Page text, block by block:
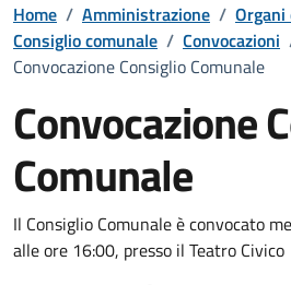
Home / Amministrazione /
Consiglio comunale / Convocazioni
Convocazione Consiglio Comunale
Convocazione
Comunale
???portal.DettaglioConvocazione???
Il Consiglio Comunale è convocato
alle ore 16:00, presso il Teatro Civico